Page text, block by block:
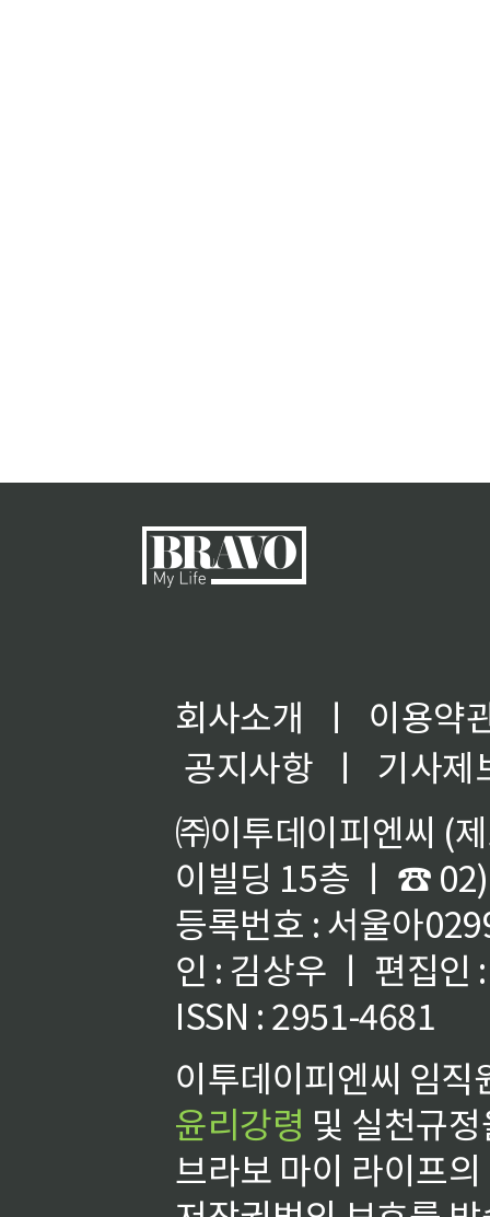
회사소개 ㅣ
이용약
공지사항
ㅣ
기사제
㈜이투데이피엔씨 (
이빌딩 15층 ㅣ ☎
등록번호 : 서울아
인 : 김상우 ㅣ 편집인
ISSN : 2951-4681
이투데이피엔씨 임
윤리강령 및 실천규
브라보 마이 라이프